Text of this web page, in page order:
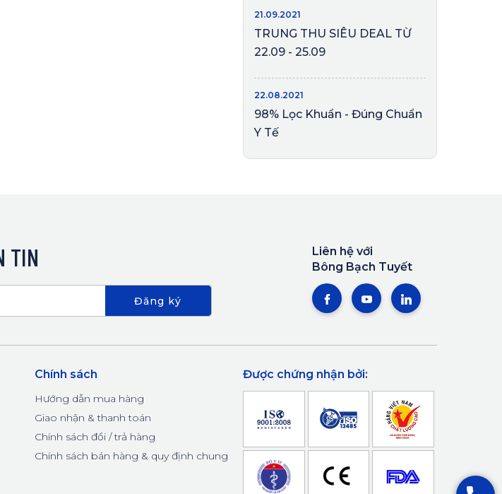
21.09.2021
TRUNG THU SIÊU DEAL TỪ
22.09 - 25.09
22.08.2021
98% Lọc Khuẩn - Đúng Chuẩn
Y Tế
TIN
Đăng ký
Liên hệ với
Bông Bạch Tuyết
Chính sách
Hướng dẫn mua hàng
Giao nhận & thanh toán
Chính sách đổi / trả hàng
Chính sách bán hàng & quy định chung
Được chứng nhận bởi: